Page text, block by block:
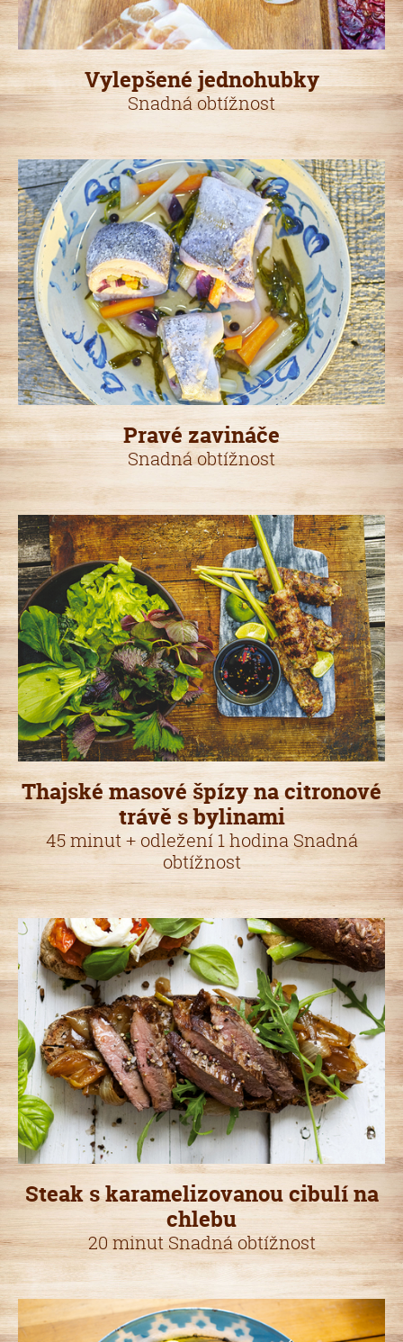
Vylepšené jednohubky
Snadná obtížnost
Pravé zavináče
Snadná obtížnost
Thajské masové špízy na citronové
trávě s bylinami
45 minut + odležení 1 hodina Snadná
obtížnost
Steak s karamelizovanou cibulí na
chlebu
20 minut Snadná obtížnost